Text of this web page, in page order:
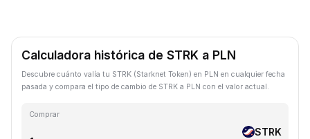
Calculadora histórica de STRK a PLN
Descubre cuánto valía tu STRK (Starknet Token) en PLN en cualquier fecha
pasada y compara el tipo de cambio de STRK a PLN con el valor actual.
Comprar
STRK